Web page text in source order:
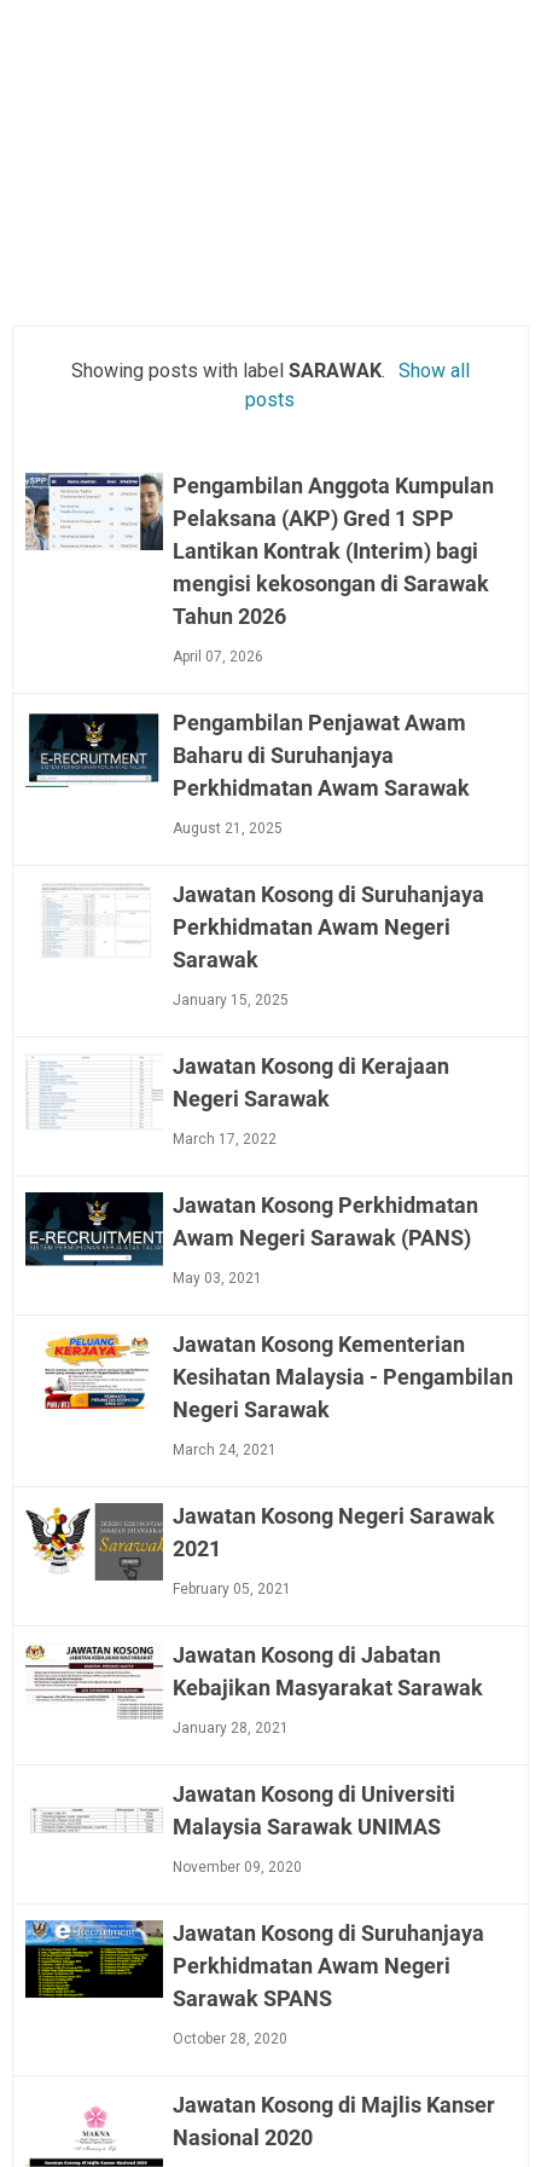
Showing posts with labelSARAWAK.
Show all
posts
Pengambilan Anggota Kumpulan
Pelaksana (AKP) Gred 1 SPP
Lantikan Kontrak (Interim) bagi
mengisi kekosongan di Sarawak
Tahun 2026
April 07, 2026
Pengambilan Penjawat Awam
Baharu di Suruhanjaya
Perkhidmatan Awam Sarawak
August 21, 2025
Jawatan Kosong di Suruhanjaya
Perkhidmatan Awam Negeri
Sarawak
January 15, 2025
Jawatan Kosong di Kerajaan
Negeri Sarawak
March 17, 2022
Jawatan Kosong Perkhidmatan
Awam Negeri Sarawak (PANS)
May 03, 2021
Jawatan Kosong Kementerian
Kesihatan Malaysia - Pengambilan
Negeri Sarawak
March 24, 2021
Jawatan Kosong Negeri Sarawak
2021
February 05, 2021
Jawatan Kosong di Jabatan
Kebajikan Masyarakat Sarawak
January 28, 2021
Jawatan Kosong di Universiti
Malaysia Sarawak UNIMAS
November 09, 2020
Jawatan Kosong di Suruhanjaya
Perkhidmatan Awam Negeri
Sarawak SPANS
October 28, 2020
Jawatan Kosong di Majlis Kanser
Nasional 2020